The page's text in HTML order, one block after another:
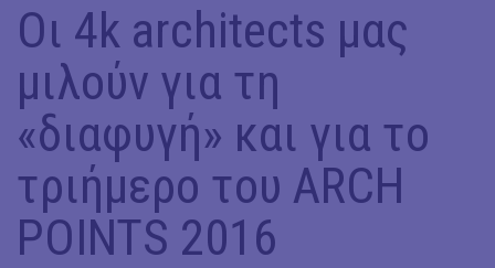
Οι 4k architects μας
μιλούν για τη
«διαφυγή» και για το
τριήμερο του ARCH
POINTS 2016